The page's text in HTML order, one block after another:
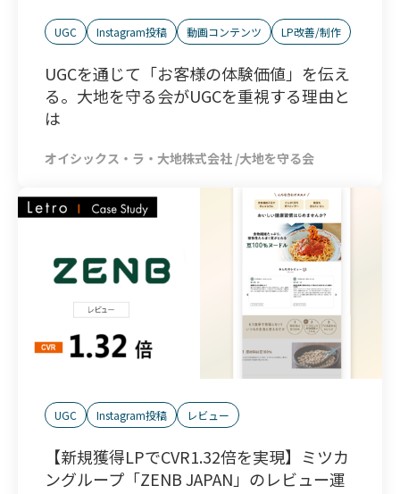
UGC Instagram投稿 動画コンテンツ LP改善/制作
UGCを通じて「お客様の体験価値」を伝え
る。大地を守る会がUGCを重視する理由と
は
オイシックス・ラ・大地株式会社 /大地を守る会
UGC Instagram投稿 レビュー
【新規獲得LPでCVR1.32倍を実現】ミツカ
ングループ「ZENB JAPAN」のレビュー運